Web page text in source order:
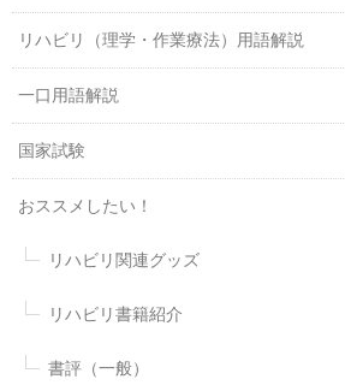
リハビリ（理学・作業療法）用語解説
一口用語解説
国家試験
おススメしたい！
リハビリ関連グッズ
リハビリ書籍紹介
書評（一般）